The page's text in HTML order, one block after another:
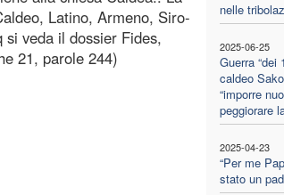
nelle
2025-06-25
Guerra “dei
caldeo
“imporre
peggiorare
2025-04-23
“Per me
stato un
Latino, Armeno, Siro-
veda il dossier Fides,
21, parole 244)